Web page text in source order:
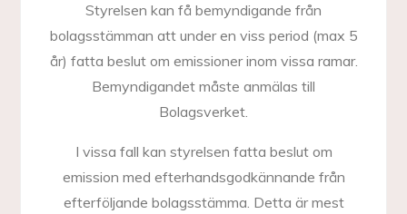
Styrelsen kan få bemyndigande från
bolagsstämman att under en viss period (max 5
år) fatta beslut om emissioner inom vissa ramar.
Bemyndigandet måste anmälas till
Bolagsverket.
I vissa fall kan styrelsen fatta beslut om
emission med efterhandsgodkännande från
efterföljande bolagsstämma. Detta är mest